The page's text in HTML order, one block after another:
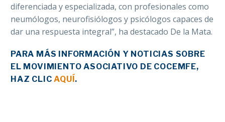
diferenciada y especializada, con profesionales como
neumólogos, neurofisiólogos y psicólogos capaces de
dar una respuesta integral”, ha destacado De la Mata.
PARA MÁS INFORMACIÓN Y NOTICIAS SOBRE
EL MOVIMIENTO ASOCIATIVO DE COCEMFE,
HAZ CLIC AQUÍ.